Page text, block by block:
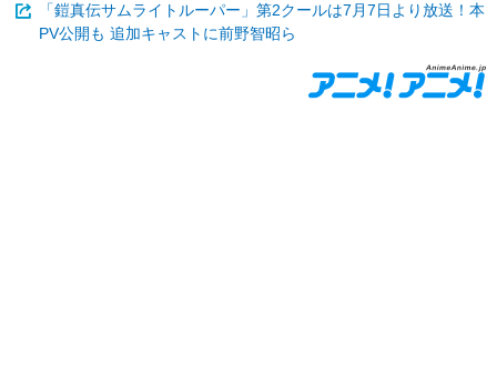
「鎧真伝サムライトルーパー」第2クールは7月7日より放送！本
PV公開も 追加キャストに前野智昭ら